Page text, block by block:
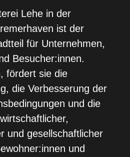
Lehe in der
ist der
für Unternehmen,
Besucher:innen.
fördert sie die
die Verbesserung der
und die
und gesellschaftlicher
und